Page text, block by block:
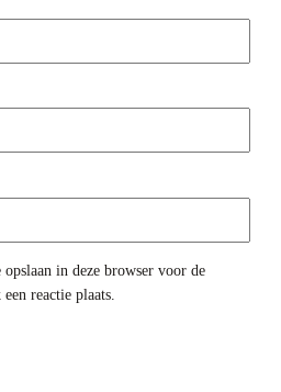
in deze browser voor de
reactie plaats.